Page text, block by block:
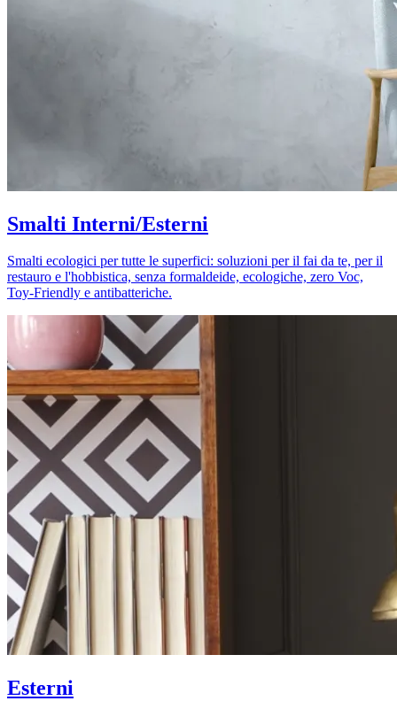
Smalti Interni/Esterni
Smalti ecologici per tutte le superfici: soluzioni per il fai da te, per il
restauro e l'hobbistica, senza formaldeide, ecologiche, zero Voc,
Toy-Friendly e antibatteriche.
Esterni